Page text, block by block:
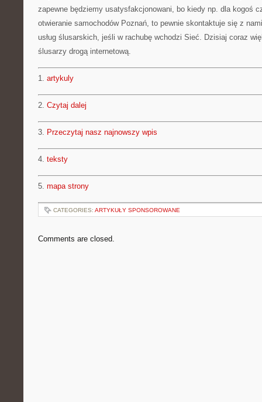
zapewne będziemy usatysfakcjonowani, bo kiedy np. dla kogoś
otwieranie samochodów Poznań, to pewnie skontaktuje się z
usług ślusarskich, jeśli w rachubę wchodzi Sieć. Dzisiaj coraz
ślusarzy drogą internetową.
1. artykuly
2. Czytaj dalej
3. Przeczytaj nasz najnowszy wpis
4. teksty
5. mapa strony
CATEGORIES: ARTYKUŁY SPONSOROWANE
Comments are closed.